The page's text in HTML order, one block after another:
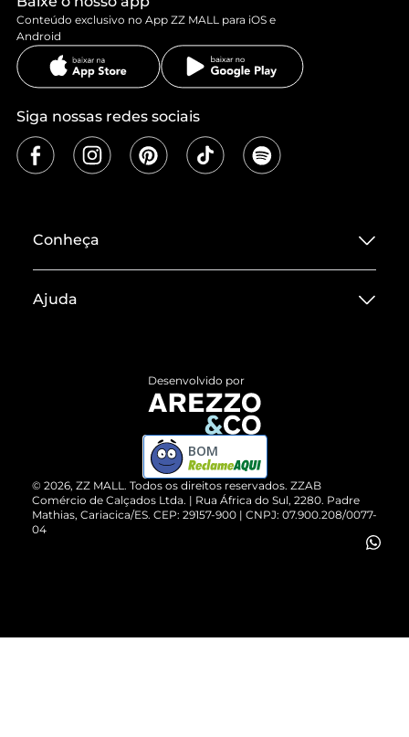
Conteúdo exclusivo no App ZZ MALL para iOS e
Android
Siga nossas redes sociais
Conheça
Termos de Uso
ZZ MALL é confiável
Cartão Presente
Vendas Corporativas
Ajuda
Devolução do Produto
Compre pelo WhatsApp
© 2026, ZZ MALL. Todos os direitos reservados. ZZAB
Comércio de Calçados Ltda. | Rua África do Sul, 2280. Padre
Mathias, Cariacica/ES. CEP: 29157-900 | CNPJ: 07.900.208/0077-
04
Desenvolvido por
BOM